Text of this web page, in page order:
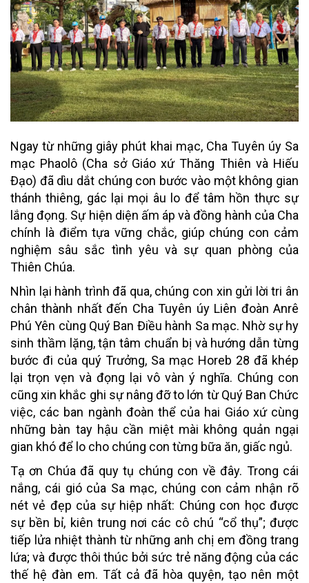
Ngay từ những giây phút khai mạc, Cha Tuyên úy Sa
mạc Phaolô (Cha sở Giáo xứ Thăng Thiên và Hiếu
Đạo) đã dìu dắt chúng con bước vào một không gian
thánh thiêng, gác lại mọi âu lo để tâm hồn thực sự
lắng đọng. Sự hiện diện ấm áp và đồng hành của Cha
chính là điểm tựa vững chắc, giúp chúng con cảm
nghiệm sâu sắc tình yêu và sự quan phòng của
Thiên Chúa.
Nhìn lại hành trình đã qua, chúng con xin gửi lời tri ân
chân thành nhất đến Cha Tuyên úy Liên đoàn Anrê
Phú Yên cùng Quý Ban Điều hành Sa mạc. Nhờ sự hy
sinh thầm lặng, tận tâm chuẩn bị và hướng dẫn từng
bước đi của quý Trưởng, Sa mạc Horeb 28 đã khép
lại trọn vẹn và đọng lại vô vàn ý nghĩa. Chúng con
cũng xin khắc ghi sự nâng đỡ to lớn từ Quý Ban Chức
việc, các ban ngành đoàn thể của hai Giáo xứ cùng
những bàn tay hậu cần miệt mài không quản ngại
gian khó để lo cho chúng con từng bữa ăn, giấc ngủ.
Tạ ơn Chúa đã quy tụ chúng con về đây. Trong cái
nắng, cái gió của Sa mạc, chúng con cảm nhận rõ
nét vẻ đẹp của sự hiệp nhất: Chúng con học được
sự bền bỉ, kiên trung nơi các cô chú “cổ thụ”; được
tiếp lửa nhiệt thành từ những anh chị em đồng trang
lứa; và được thôi thúc bởi sức trẻ năng động của các
thế hệ đàn em. Tất cả đã hòa quyện, tạo nên một